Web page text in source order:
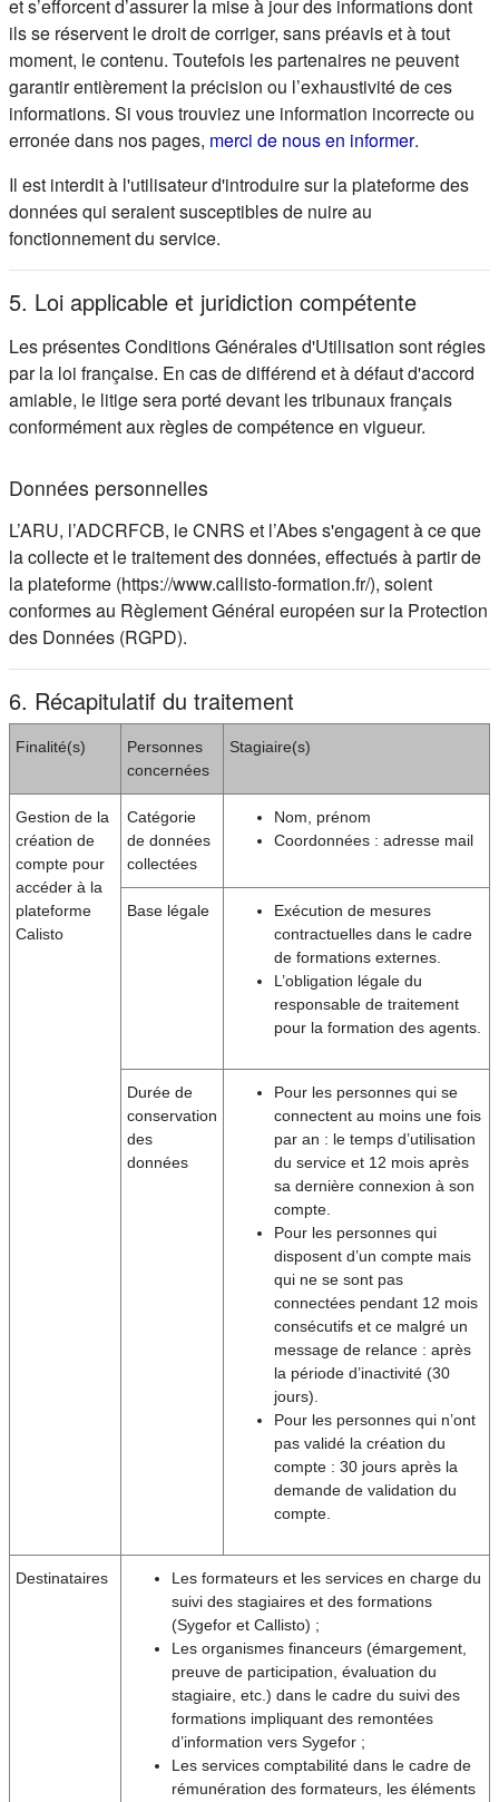
et s’efforcent d’assurer la mise à jour des informations dont
ils se réservent le droit de corriger, sans préavis et à tout
moment, le contenu. Toutefois les partenaires ne peuvent
garantir entièrement la précision ou l’exhaustivité de ces
informations. Si vous trouviez une information incorrecte ou
erronée dans nos pages, merci de nous en informer(s'ouvre
.
Il est interdit à l'utilisateur d'introduire sur la plateforme des
données qui seraient susceptibles de nuire au
fonctionnement du service.
5. Loi applicable et juridiction compétente
Les présentes Conditions Générales d'Utilisation sont régies
par la loi française. En cas de différend et à défaut d'accord
amiable, le litige sera porté devant les tribunaux français
conformément aux règles de compétence en vigueur.
Données personnelles
L’ARU, l’ADCRFCB, le CNRS et l’Abes s'engagent à ce que
la collecte et le traitement des données, effectués à partir de
la plateforme (https://www.callisto-formation.fr/), soient
conformes au Règlement Général européen sur la Protection
des Données (RGPD).
6. Récapitulatif du traitement
Finalité(s)
Personnes
concernées
Stagiaire(s)
Gestion de la
création de
compte pour
accéder à la
plateforme
Calisto
Catégorie
de données
collectées
Nom, prénom
Coordonnées : adresse mail
Base légale
Exécution de mesures
contractuelles dans le cadre
de formations externes.
L’obligation légale du
responsable de traitement
pour la formation des agents.
Durée de
conservation
des
données
Pour les personnes qui se
connectent au moins une fois
par an : le temps d’utilisation
du service et 12 mois après
sa dernière connexion à son
compte.
Pour les personnes qui
disposent d’un compte mais
qui ne se sont pas
connectées pendant 12 mois
consécutifs et ce malgré un
message de relance : après
la période d’inactivité (30
jours).
Pour les personnes qui n’ont
pas validé la création du
compte : 30 jours après la
demande de validation du
compte.
Destinataires
Les formateurs et les services en charge du
suivi des stagiaires et des formations
(Sygefor et Callisto) ;
Les organismes financeurs (émargement,
preuve de participation, évaluation du
stagiaire, etc.) dans le cadre du suivi des
formations impliquant des remontées
d’information vers Sygefor ;
Les services comptabilité dans le cadre de
rémunération des formateurs, les éléments